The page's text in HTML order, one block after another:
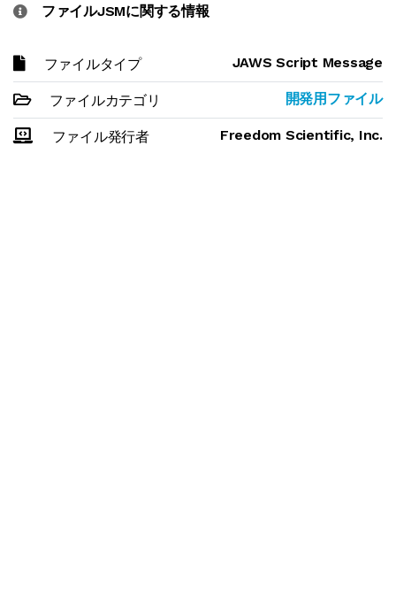
ファイルJSMに関する情報
ファイルタイプ JAWS Script Message
ファイルカテゴリ 開発用ファイル
ファイル発行者 Freedom Scientific, Inc.